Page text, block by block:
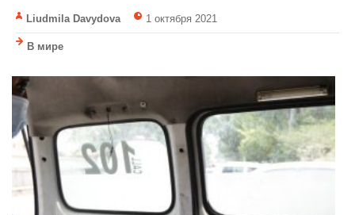
Liudmila Davydova 1 октября 2021
В мире